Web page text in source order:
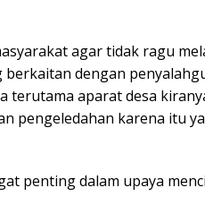
agar tidak ragu
dengan
terutama aparat desa
pengeledahan karena itu
penting dalam upaya